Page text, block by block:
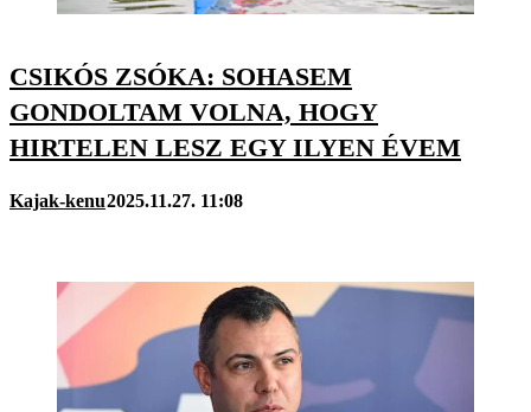
CSIKÓS ZSÓKA: SOHASEM
GONDOLTAM VOLNA, HOGY
HIRTELEN LESZ EGY ILYEN ÉVEM
Kajak-kenu2025.11.27. 11:08